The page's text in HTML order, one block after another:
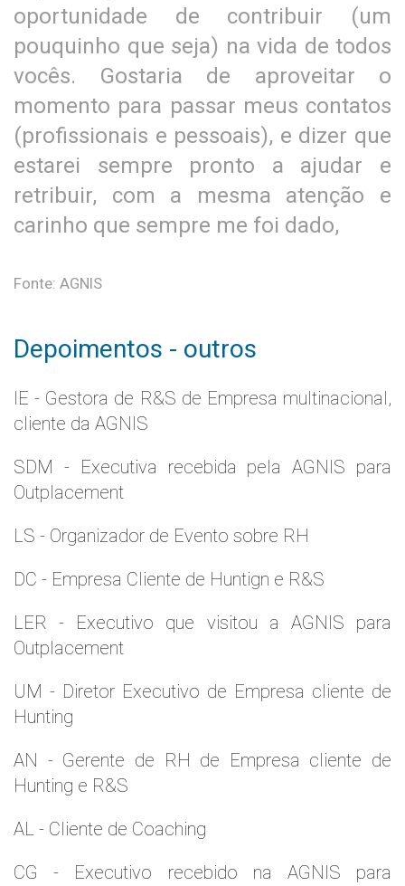
oportunidade de contribuir (um
pouquinho que seja) na vida de todos
vocês. Gostaria de aproveitar o
momento para passar meus contatos
(profissionais e pessoais), e dizer que
estarei sempre pronto a ajudar e
retribuir, com a mesma atenção e
carinho que sempre me foi dado,
Fonte: AGNIS
Depoimentos - outros
IE - Gestora de R&S de Empresa multinacional,
cliente da AGNIS
SDM - Executiva recebida pela AGNIS para
Outplacement
LS - Organizador de Evento sobre RH
DC - Empresa Cliente de Huntign e R&S
LER - Executivo que visitou a AGNIS para
Outplacement
UM - Diretor Executivo de Empresa cliente de
Hunting
AN - Gerente de RH de Empresa cliente de
Hunting e R&S
AL - Cliente de Coaching
CG - Executivo recebido na AGNIS para